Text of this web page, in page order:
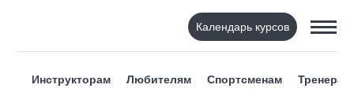
Календарь курсов
Инструкторам Любителям Спортсменам Тренерам